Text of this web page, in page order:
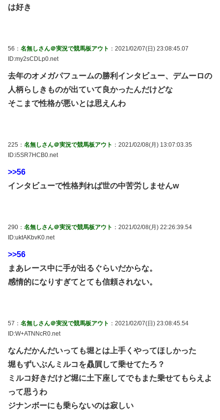
は好き
56： 名無しさん＠実況で競馬板アウト ：2021/02/07(日) 23:08:45.07
ID:my2sCDLp0.net
去年のオメガパフュームの勝利インタビュー、デムーロの
人柄らしきものが出ていて良かったんだけどな
そこまで性格が悪いとは思えんわ
225： 名無しさん＠実況で競馬板アウト ：2021/02/08(月) 13:07:03.35
ID:i5SR7HCB0.net
>>56
インタビューで性格判れば世の中苦労しませんw
290： 名無しさん＠実況で競馬板アウト ：2021/02/08(月) 22:26:39.54
ID:uktAKbvK0.net
>>56
まあレース中に手が出るぐらいだからな。
感情的になりすぎてとても信頼されない。
57： 名無しさん＠実況で競馬板アウト ：2021/02/07(日) 23:08:45.54
ID:W+ATNNcR0.net
なんだかんだいっても堀とは上手くやってほしかった
堀もずいぶんミルコを贔屓して乗せてたろ？
ミルコ好きだけど堀に土下座してでもまた乗せてもらえよ
って思うわ
ジナンボーにも乗らないのは寂しい